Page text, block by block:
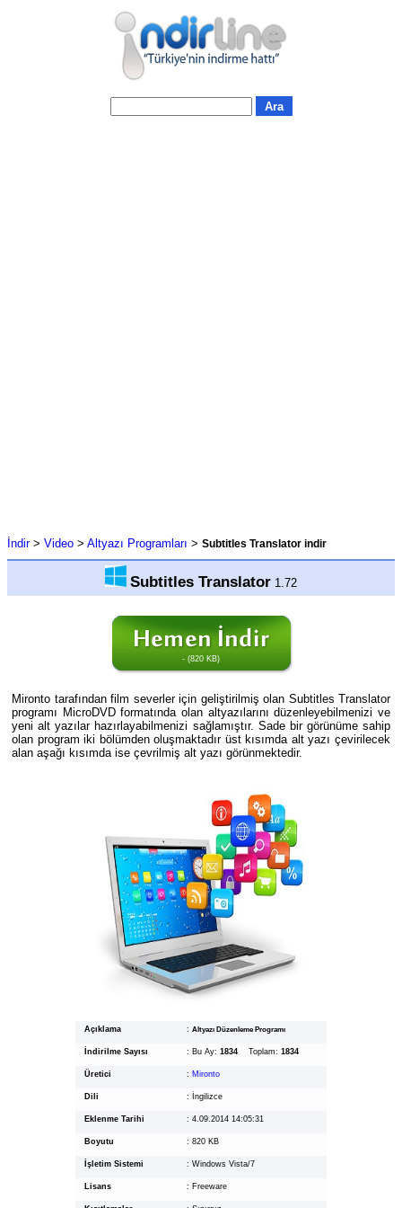
İndir> Video > Altyazı Programları > Subtitles Translator indir
Subtitles Translator 1.72
- (820 KB)
Mironto tarafından film severler için geliştirilmiş olan Subtitles Translator
programı MicroDVD formatında olan altyazılarını düzenleyebilmenizi ve
yeni alt yazılar hazırlayabilmenizi sağlamıştır. Sade bir görünüme sahip
olan program iki bölümden oluşmaktadır üst kısımda alt yazı çevirilecek
alan aşağı kısımda ise çevrilmiş alt yazı görünmektedir.
Açıklama : Altyazı Düzenleme Programı
İndirilme Sayısı : Bu Ay: 1834 Toplam: 1834
Üretici : Mironto
Dili : İngilizce
Eklenme Tarihi : 4.09.2014 14:05:31
Boyutu : 820 KB
İşletim Sistemi : Windows Vista/7
Lisans : Freeware